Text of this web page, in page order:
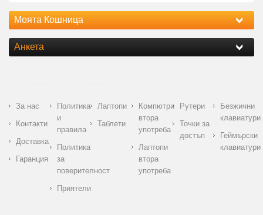
Моята Кошница
Анкета
За нас
Контакти
Доставка
Гаранция
Политика
и
правила
Политика
за
поверителност
Приятели
Лаптопи
Таблети
Компютри
втора
употреба
Лаптопи
втора
употреба
Рутери
Точки за
достъп
Безжични
клавиатури
Геймърски
клавиатури